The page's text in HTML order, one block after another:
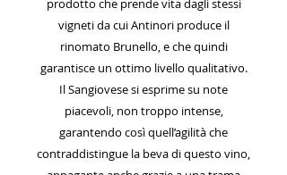
prodotto che prende vita dagli stessi
vigneti da cui Antinori produce il
rinomato Brunello, e che quindi
garantisce un ottimo livello qualitativo.
Il Sangiovese si esprime su note
piacevoli, non troppo intense,
garantendo così quell’agilità che
contraddistingue la beva di questo vino,